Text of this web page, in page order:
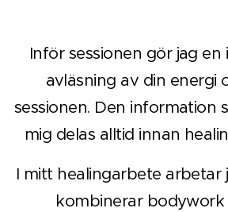
Inför sessionen gör jag
avläsning av din energi
sessionen. Den information
mig delas alltid innan
I mitt healingarbete arbetar
kombinerar bodywork